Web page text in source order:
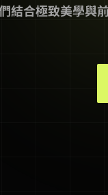
結合極致美學與